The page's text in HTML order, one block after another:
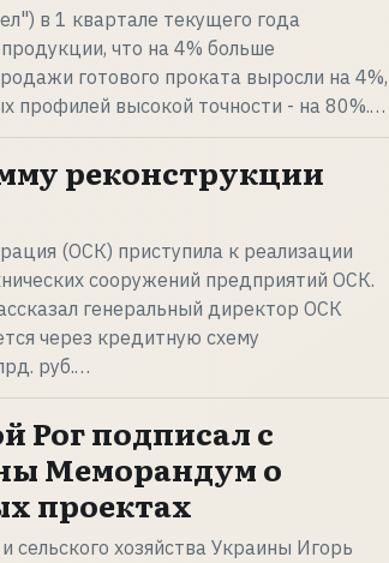
в 1 квартале текущего года
что на 4% больше
готового проката выросли на 4%,
профилей высокой точности - на 80%.…
реконструкции
(ОСК) приступила к реализации
сооружений предприятий ОСК.
генеральный директор ОСК
через кредитную схему
руб.…
Рог подписал с
Меморандум о
проектах
сельского хозяйства Украины Игорь